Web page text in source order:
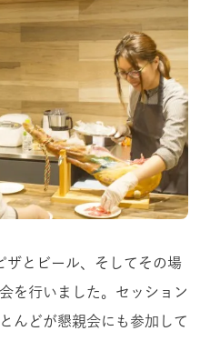
ザとビール、そしてその場
を行いました。セッション
んどが懇親会にも参加して